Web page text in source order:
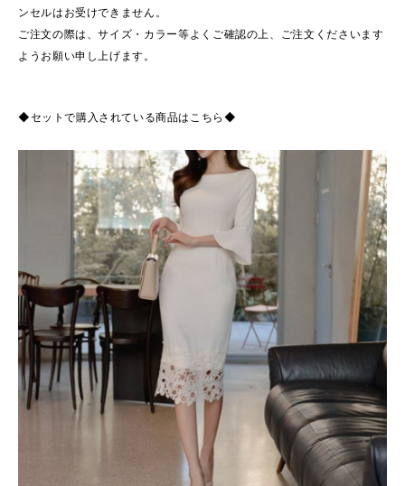
ンセルはお受けできません。
ご注文の際は、サイズ・カラー等よくご確認の上、ご注文くださいます
ようお願い申し上げます。
◆セットで購入されている商品はこちら◆